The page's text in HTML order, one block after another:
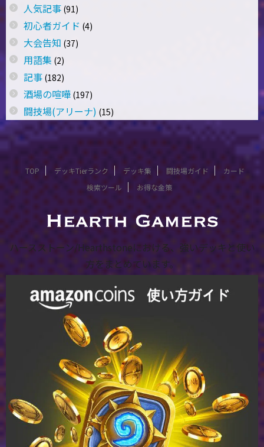
人気記事 (91)
初心者ガイド (4)
大会告知 (37)
用語集 (2)
記事 (182)
酒場の喧嘩 (197)
闘技場(アリーナ) (15)
TOP デッキTierランク デッキ集 闘技場ガイド
カード
検索ツール
お得な金策
ハースストーン/Hearthstoneにおける、強いデッキと使い
方をまとめています。